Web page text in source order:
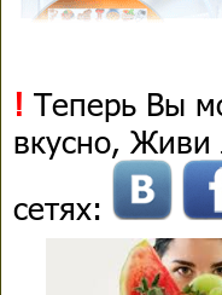
! Теперь Вы
вкусно, Живи
сетях: